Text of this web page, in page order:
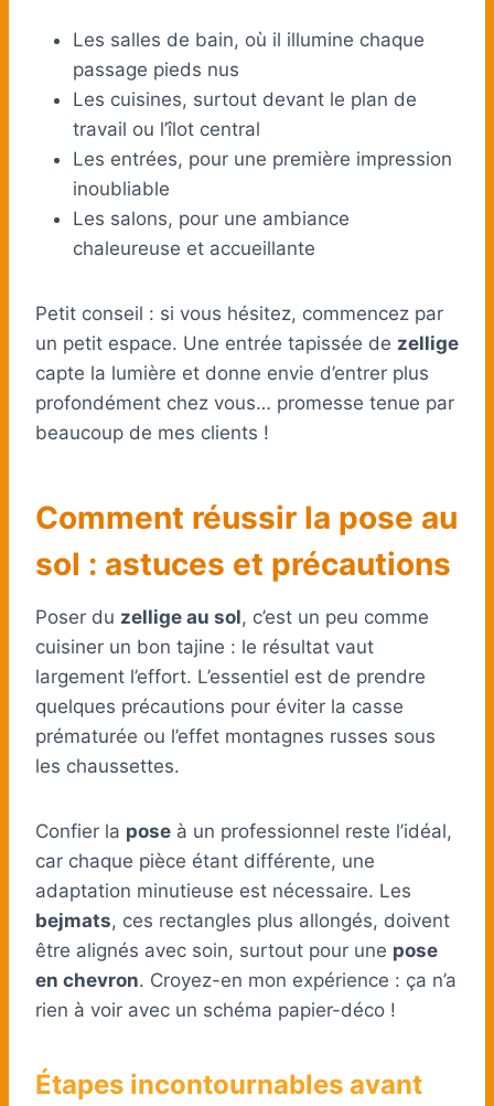
Les salles de bain, où il illumine chaque
passage pieds nus
Les cuisines, surtout devant le plan de
travail ou l’îlot central
Les entrées, pour une première impression
inoubliable
Les salons, pour une ambiance
chaleureuse et accueillante
Petit conseil : si vous hésitez, commencez par
un petit espace. Une entrée tapissée de zellige
capte la lumière et donne envie d’entrer plus
profondément chez vous… promesse tenue par
beaucoup de mes clients !
Comment réussir la pose au
sol : astuces et précautions
Poser du zellige au sol, c’est un peu comme
cuisiner un bon tajine : le résultat vaut
largement l’effort. L’essentiel est de prendre
quelques précautions pour éviter la casse
prématurée ou l’effet montagnes russes sous
les chaussettes.
Confier la pose à un professionnel reste l’idéal,
car chaque pièce étant différente, une
adaptation minutieuse est nécessaire. Les
bejmats, ces rectangles plus allongés, doivent
être alignés avec soin, surtout pour une pose
en chevron. Croyez-en mon expérience : ça n’a
rien à voir avec un schéma papier-déco !
Étapes incontournables avant